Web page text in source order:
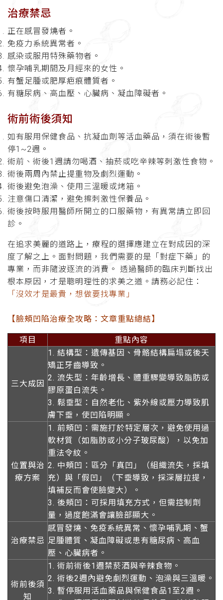
治療禁忌
正在感冒發燒者。
免疫力系統異常者。
感染或服用特殊藥物者。
懷孕哺乳期間及月經來的女性。
有蟹足腫或肥厚疤痕體質者。
有糖尿病、高血壓、心臟病、凝血障礙者。
術前術後須知
如有服用保健食品、抗凝血劑等活血藥品，須在術後暫
停1~2週。
術前、術後1 週請勿喝酒、抽菸或吃辛辣等刺激性食物。
術後兩周內禁止提重物及劇烈運動。
術後避免泡澡、使用三溫暖或烤箱。
注意傷口清潔，避免擦刺激性保養品。
術後按時服用醫師所開立的口服藥物，有異常請立即回
診。
在追求美麗的道路上，療程的選擇應建立在對成因的深
度了解之上。面對問題，我們需要的是「對症下藥」的
專業，而非隨波逐流的消費。 透過醫師的臨床判斷找出
根本原因，才是聰明理性的求美之道。請務必記住：
「沒效才是最貴，想做要找專業」
【臉頰凹陷治療全攻略：文章重點總結】
項目 重點內容
三大成因
1. 結構型 ：遺傳基因、骨骼結構扁塌或後天
矯正牙齒導致。
2. 流失型 ：年齡增長、體重驟變導致脂肪或
膠原蛋白流失。
3. 鬆垂型 ：自然老化、紫外線或壓力導致肌
膚下垂，使凹陷明顯。
位置與治
療方案
1. 前頰凹 ：需施打於特定層次 ，避免使用過
軟材質（如脂肪或小分子玻尿酸），以免加
重法令紋。
2. 中頰凹 ：區分「真凹 」（組織流失，採填
充）與「假凹 」（下垂導致，採深層拉提 ，
填補反而會使臉變大）。
3. 後頰凹 ：可採用填充方式，但需控制劑
量，過度飽滿會讓臉部顯大 。
治療禁忌
感冒發燒、免疫系統異常、 懷孕哺乳期 、蟹
足腫體質、凝血障礙或患有糖尿病、高血
壓、心臟病者。
術前後須
知
1. 術前術後1週禁菸酒與辛辣食物 。
2. 術後2週內避免劇烈運動、泡澡與三溫暖 。
3. 暫停服用活血藥品與保健食品1至2週。